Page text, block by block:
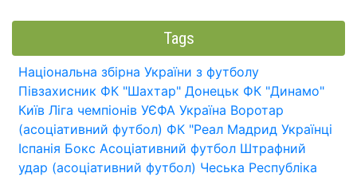
Tags
Національна збірна України з футболу
Півзахисник ФК "Шахтар" Донецьк ФК "Динамо"
Київ Ліга чемпіонів УЄФА Україна Воротар
(асоціативний футбол) ФК "Реал Мадрид Українці
Іспанія Бокс Асоціативний футбол Штрафний
удар (асоціативний футбол) Чеська Республіка